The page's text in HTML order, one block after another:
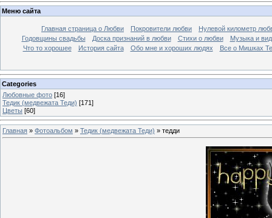
Меню сайта
Главная страница о Любви Покровители любви
Нулевой километр
Годовщины свадьбы
Доска признаний в любви Стихи о любви
Музыка и
Что то хорошее
История сайта Обо мне и хороших людях Все о Мишках
Categories
Любовные фото [16]
Тедик (медвежата Теди) [171]
Цветы [60]
Главная » Фотоальбом » Тедик (медвежата Теди) » тедди